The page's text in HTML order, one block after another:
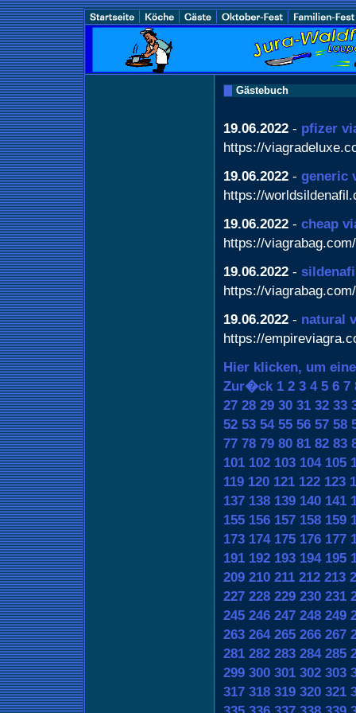
Gästebuch
19.06.2022 - pfizer
https://
19.06.2022 - generic
https://
19.06.2022 - cheap
https://viagrabag.com/
19.06.2022 -
https://viagrabag.com/
19.06.2022 - natural
https://
Hier klicken, um
Zur�ck 1 2 3 4 5 6 7
27 28 29 30 31 32 33
52 53 54 55 56 57 58
77 78 79 80 81 82 83
101 102 103 104 105
119 120 121 122 123
137 138 139 140 141
155 156 157 158 159
173 174 175 176 177
191 192 193 194 195
209 210 211 212 213
227 228 229 230 231
245 246 247 248 249
263 264 265 266 267
281 282 283 284 285
299 300 301 302 303
317 318 319 320 321